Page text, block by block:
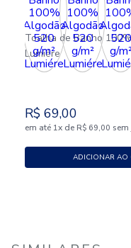
Toalha de Banho
Lumiére
R$ 69,00
em até 1x de R$ 69,00 sem
ADICIONAR AO